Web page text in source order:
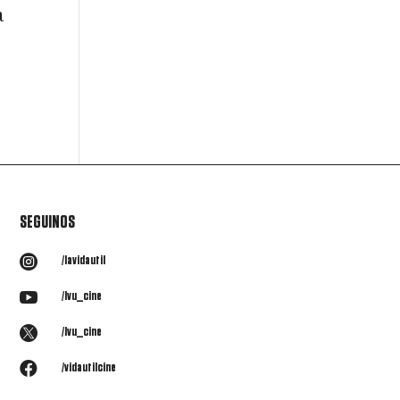
SEGUINOS
 /lavidautil
 /lvu_cine
 /lvu_cine
 /vidautilcine